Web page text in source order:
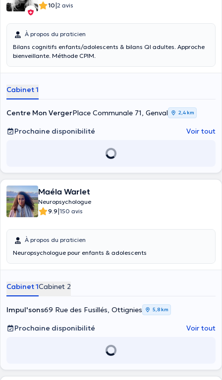
10|2 avis
À propos du praticien
Bilans cognitifs enfants/adolescents & bilans QI adultes. Approche
bienveillante. Méthode CPIM.
Cabinet 1
Centre Mon VergerPlace Communale 71, Genval 2,4 km
Prochaine disponibilité Voir tout
Maéla Warlet
Neuropsychologue
9.9|150 avis
À propos du praticien
Neuropsychologue pour enfants & adolescents
Cabinet 1Cabinet 2
Impul'sons69 Rue des Fusillés, Ottignies 5,8 km
Prochaine disponibilité Voir tout